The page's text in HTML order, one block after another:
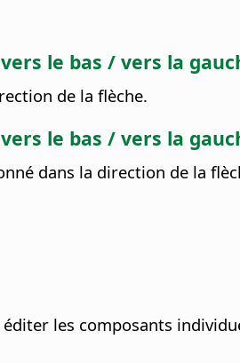
le bas / vers la
de la flèche.
le bas / vers la
dans la direction de la
les composants